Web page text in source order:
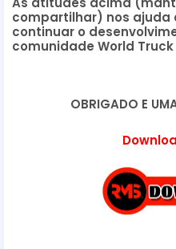
compartilhar) nos ajuda
continuar o
comunidade World
OBRIGADO E